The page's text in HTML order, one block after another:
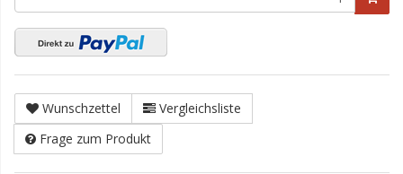
Wunschzettel
Vergleichsliste
Frage zum Produkt